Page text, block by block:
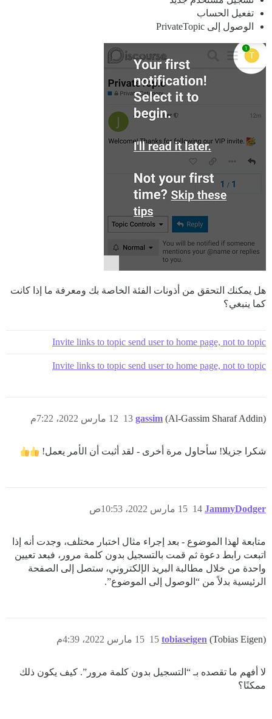
تفعيل الحساب
الوصول إلى PrivateTopic
هل يمكنك التحقق من أذونات الفئة الخاصة بك ومعرفة ما إذا كانت
كما ينبغي؟
Invite links to topic send user to home page, not to topic
Invite links to topic send user to home page, not to topic
gassim (Al-Gassim Sharaf Addin) 12 مارس 2022، 7:22م 13
شكرا جزيلا! سأحاول مرة أخرى - لقد أثبت أن الأمر يعمل!
JammyDodger 15 مارس 2022، 10:53ص 14
متابعة لهذا الموضوع - بعد إجراء مثال اختبار مختلف، وجدت أنه إذا
اتبعت رابط دعوة ثم قمت بالتسجيل بدون كلمة مرور، فبعد تعيين
واحدة من خلال مطالبة البريد الإلكتروني، ستصل إلى الصفحة
الرئيسية بدلاً من “الوصول إلى الموضوع”.
tobiaseigen (Tobias Eigen) 15 مارس 2022، 4:39م 15
لا أفهم ما تقصده بـ “التسجيل بدون كلمة مرور”. كيف يكون ذلك
ممكنًا؟